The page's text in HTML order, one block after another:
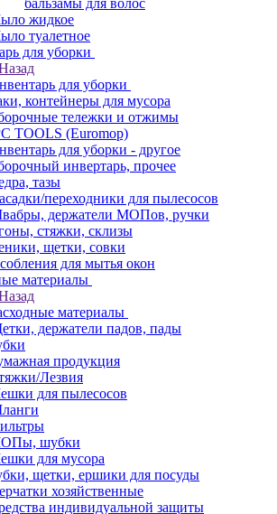
бальзамы для волос
жидкое
туалетное
для уборки
для уборки
контейнеры для мусора
тележки и отжимы
TOOLS (Euromop)
для уборки - другое
инвертарь, прочее
тазы
переходники для пылесосов
держатели МОПов, ручки
стяжки, склизы
щетки, совки
для мытья окон
материалы
материалы
держатели падов, пады
продукция
Лезвия
для пылесосов
шубки
для мусора
щетки, ершики для посуды
хозяйственные
индивидуальной защиты